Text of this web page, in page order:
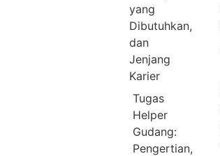
yang
Dibutuhkan,
dan
Jenjang
Karier
Tugas
Helper
Gudang:
Pengertian,